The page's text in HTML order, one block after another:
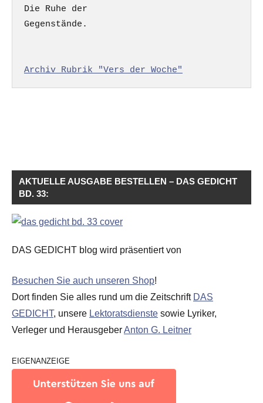
Die Ruhe der
Gegenstände.
Archiv Rubrik "Vers der Woche"
AKTUELLE AUSGABE BESTELLEN – DAS GEDICHT
BD. 33:
DAS GEDICHT blog wird präsentiert von
Besuchen Sie auch unseren Shop!
Dort finden Sie alles rund um die Zeitschrift DAS
GEDICHT, unsere Lektoratsdienste sowie Lyriker,
Verleger und HerausgeberAnton G. Leitner
EIGENANZEIGE